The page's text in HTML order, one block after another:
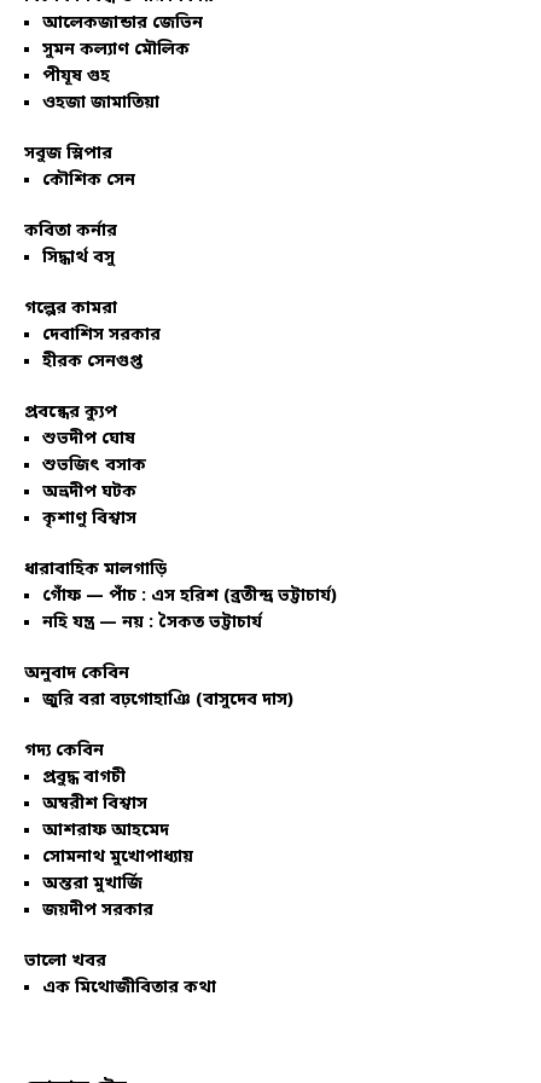
আলেকজান্ডার জেভিন
সুমন কল্যাণ মৌলিক
পীযূষ গুহ
ওহজা জামাতিয়া
সবুজ স্লিপার
কৌশিক সেন
কবিতা কর্নার
সিদ্ধার্থ বসু
গল্পের কামরা
দেবাশিস সরকার
হীরক সেনগুপ্ত
প্রবন্ধের ক্যুপ
শুভদীপ ঘোষ
শুভজিৎ বসাক
অভ্রদীপ ঘটক
কৃশাণু বিশ্বাস
ধারাবাহিক মালগাড়ি
গোঁফ — পাঁচ : এস হরিশ (ব্রতীন্দ্র ভট্টাচার্য)
নহি যন্ত্র — নয় : সৈকত ভট্টাচার্য
অনুবাদ কেবিন
জুরি বরা বঢ়গোহাঞি (বাসুদেব দাস)
গদ্য কেবিন
প্রবুদ্ধ বাগচী
অম্বরীশ বিশ্বাস
আশরাফ আহমেদ
সোমনাথ মুখোপাধ্যায়
অন্তরা মুখার্জি
জয়দীপ সরকার
ভালো খবর
এক মিথোজীবিতার কথা